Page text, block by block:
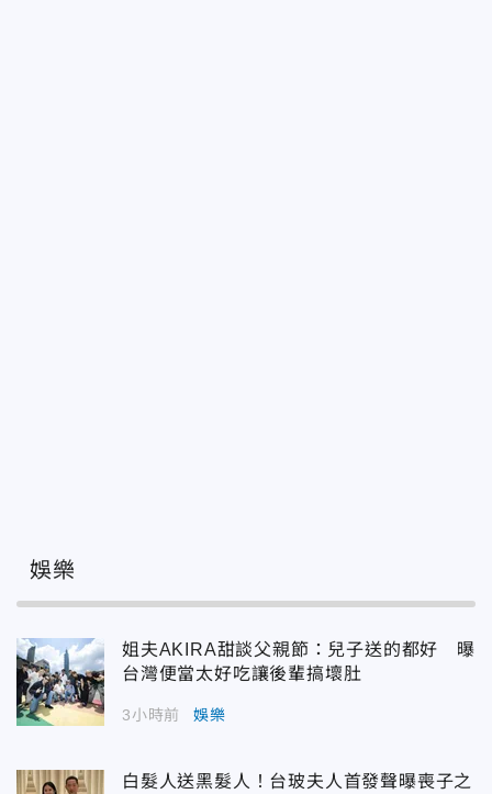
娛樂
姐夫AKIRA甜談父親節：兒子送的都好 曝
台灣便當太好吃讓後輩搞壞肚
3小時前 娛樂
白髮人送黑髮人！台玻夫人首發聲曝喪子之